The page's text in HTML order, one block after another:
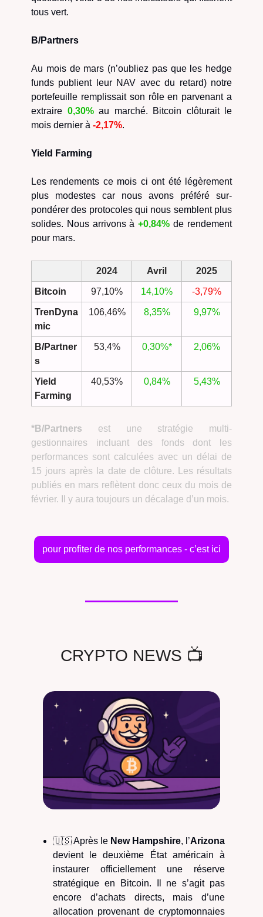
tous vert.
B/Partners
Au mois de mars (n’oubliez pas que les hedge
funds publient leur NAV avec du retard) notre
portefeuille remplissait son rôle en parvenant a
extraire 0,30%au marché. Bitcoin clôturait le
mois dernier à -2,17%.
Yield Farming
Les rendements ce mois ci ont été légèrement
plus modestes car nous avons préféré sur-
pondérer des protocoles qui nous semblent plus
solides. Nous arrivons à+0,84% de rendement
pour mars.
2024 Avril 2025
Bitcoin 97,10% 14,10% -3,79%
TrenDyna
mic
106,46% 8,35% 9,97%
B/Partner
s
53,4% 0,30%* 2,06%
Yield
Farming
40,53% 0,84% 5,43%
*B/Partners est une stratégie multi-
gestionnaires incluant des fonds dont les
performances sont calculées avec un délai de
15 jours après la date de clôture. Les résultats
publiés en mars reflètent donc ceux du mois de
février. Il y aura toujours un décalage d’un mois.
pour profiter de nos performances - c’est ici
CRYPTO NEWS 📺
🇺🇸 Après le New Hampshire, l’Arizona
devient le deuxième État américain à
instaurer officiellement une réserve
stratégique en Bitcoin. Il ne s’agit pas
encore d’achats directs, mais d’une
allocation provenant de cryptomonnaies